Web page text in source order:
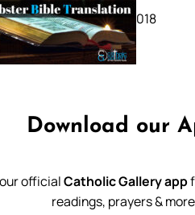
October 11, 2018
Download our
officialCatholic Gallery app
readings, prayers & more